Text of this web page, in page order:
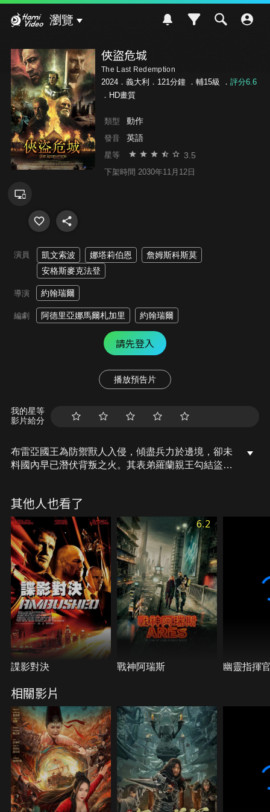
瀏覽
俠盜危城
The Last Redemption
2024．義大利．121分鐘 ． 輔15級 ． 評分6.6
．HD畫質
類型 動作
發音 英語
星等 3.5
下架時間 2030年11月12日
演員 凱文索波 娜塔莉伯恩
詹姆斯科斯莫
安格斯麥克法登
導演 約翰瑞爾
編劇 阿德里亞娜馬爾札加里 約翰瑞爾
請先登入
播放預告片
我的星等
影片給分
布雷亞國王為防禦獸人入侵，傾盡兵力於邊境，卻未
料國內早已潛伏背叛之火。其表弟羅蘭親王勾結盜
兵，曾視如父的首領亦揮劍相向，為了守護最後的王
室血脈，他們只能背水一戰。在背叛與忠誠的十字路
口，有時候，正確的選擇卻承載著沉重的代價。
其他人也看了
諜影對決
6.2
戰神阿瑞斯 幽靈指揮
相關影片